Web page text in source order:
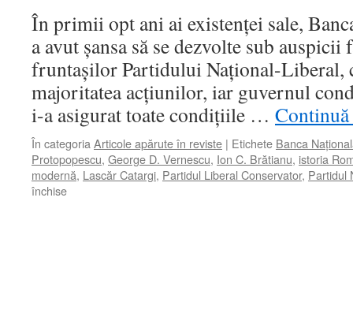
În primii opt ani ai existenţei sale,
a avut şansa să se dezvolte sub
fruntaşilor Partidului Naţional-Liberal,
majoritatea acţiunilor, iar guvernul
i-a asigurat toate condiţiile …
În categoria Articole apărute în reviste | Etichete Banca
Protopopescu, George D. Vernescu, Ion C. Brătianu, istoria
modernă, Lascăr Catargi, Partidul Liberal Conservator, Partidul
închisepentru